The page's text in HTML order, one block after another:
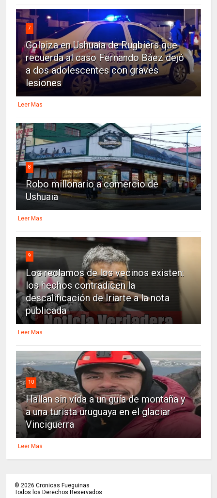
7
Golpiza en Ushuaia de Rugbiers que
recuerda al caso Fernando Báez dejó
a dos adolescentes con graves
lesiones
Leer Mas
8
Robo millonario a comercio de
Ushuaia
Leer Mas
9
Los reclamos de los vecinos existen:
los hechos contradicen la
descalificación de Iriarte a la nota
publicada
Leer Mas
10
Hallan sin vida a un guía de montaña y
a una turista uruguaya en el glaciar
Vinciguerra
Leer Mas
©2026 Cronicas Fueguinas
Todos los Derechos Reservados